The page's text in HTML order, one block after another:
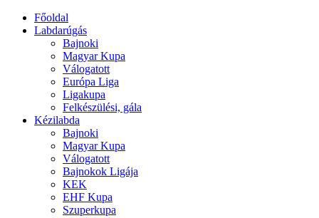
Főoldal
Labdarúgás
Bajnoki
Magyar Kupa
Válogatott
Európa Liga
Ligakupa
Felkészülési, gála
Kézilabda
Bajnoki
Magyar Kupa
Válogatott
Bajnokok Ligája
KEK
EHF Kupa
Szuperkupa